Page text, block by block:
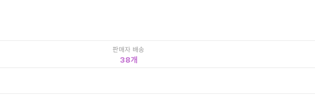
판매자 배송
38